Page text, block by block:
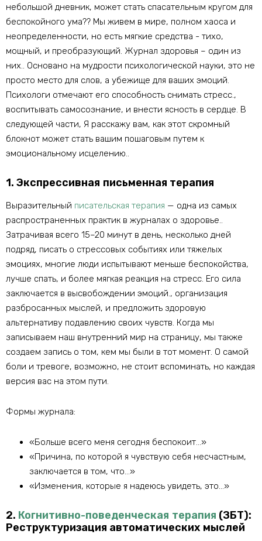
небольшой дневник, может стать спасательным кругом для
беспокойного ума?? Мы живем в мире, полном хаоса и
неопределенности, но есть мягкие средства - тихо,
мощный, и преобразующий. Журнал здоровья – один из
них.. Основано на мудрости психологической науки, это не
просто место для слов, а убежище для ваших эмоций.
Психологи отмечают его способность снимать стресс.,
воспитывать самосознание, и внести ясность в сердце. В
следующей части, Я расскажу вам, как этот скромный
блокнот может стать вашим пошаговым путем к
эмоциональному исцелению..
1. Экспрессивная письменная терапия
Выразительный писательская терапия — одна из самых
распространенных практик в журналах о здоровье..
Затрачивая всего 15–20 минут в день, несколько дней
подряд, писать о стрессовых событиях или тяжелых
эмоциях, многие люди испытывают меньше беспокойства,
лучше спать, и более мягкая реакция на стресс. Его сила
заключается в высвобождении эмоций., организация
разбросанных мыслей, и предложить здоровую
альтернативу подавлению своих чувств. Когда мы
записываем наш внутренний мир на страницу, мы также
создаем запись о том, кем мы были в тот момент. О самой
боли и тревоге, возможно, не стоит вспоминать, но каждая
версия вас на этом пути.
Формы журнала:
«Больше всего меня сегодня беспокоит…»
«Причина, по которой я чувствую себя несчастным,
заключается в том, что…»
«Изменения, которые я надеюсь увидеть, это…»
2. Когнитивно-поведенческая терапия (ЗБТ):
Реструктуризация автоматических мыслей